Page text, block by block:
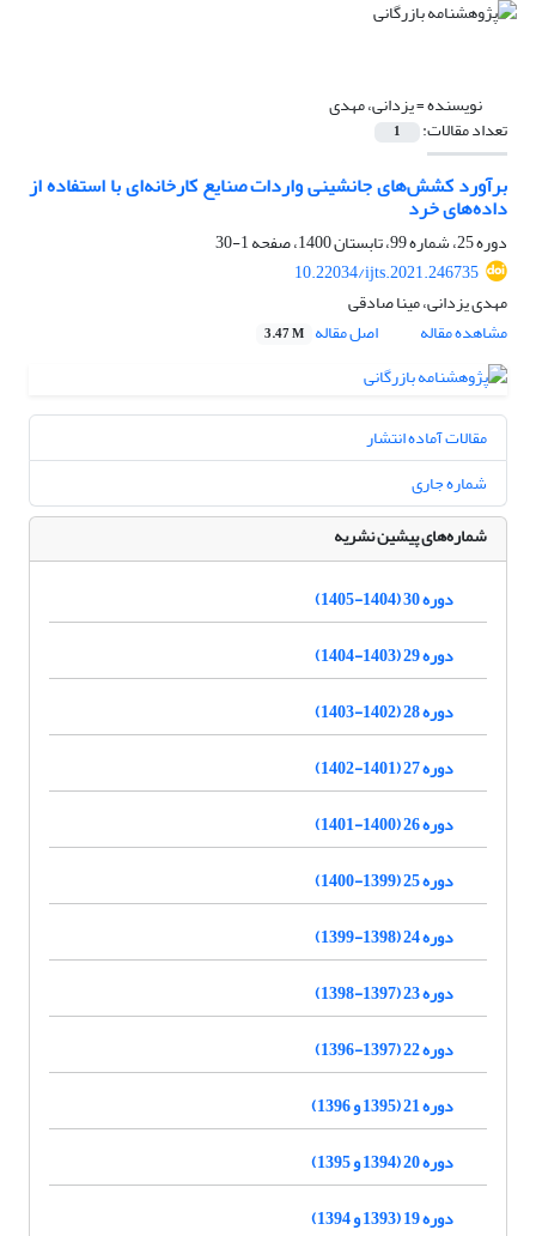
نویسنده =یزدانی، مهدی
تعداد مقالات: 1
برآورد کشش‌های جانشینی واردات صنایع کارخانه‌ای با استفاده از
داده‌های خرد
دوره 25، شماره 99، تابستان 1400، صفحه
1-30
10.22034/ijts.2021.246735
مهدی یزدانی، مینا صادقی
مشاهده مقاله
اصل مقاله 3.47 M
مقالات آماده انتشار
شماره جاری
شماره‌های پیشین نشریه
دوره 30 (1404-1405)
دوره 29 (1403-1404)
دوره 28 (1402-1403)
دوره 27 (1401-1402)
دوره 26 (1400-1401)
دوره 25 (1399-1400)
دوره 24 (1398-1399)
دوره 23 (1397-1398)
دوره 22 (1397-1396)
دوره 21 (1395 و 1396)
دوره 20 (1394 و 1395)
دوره 19 (1393 و 1394)